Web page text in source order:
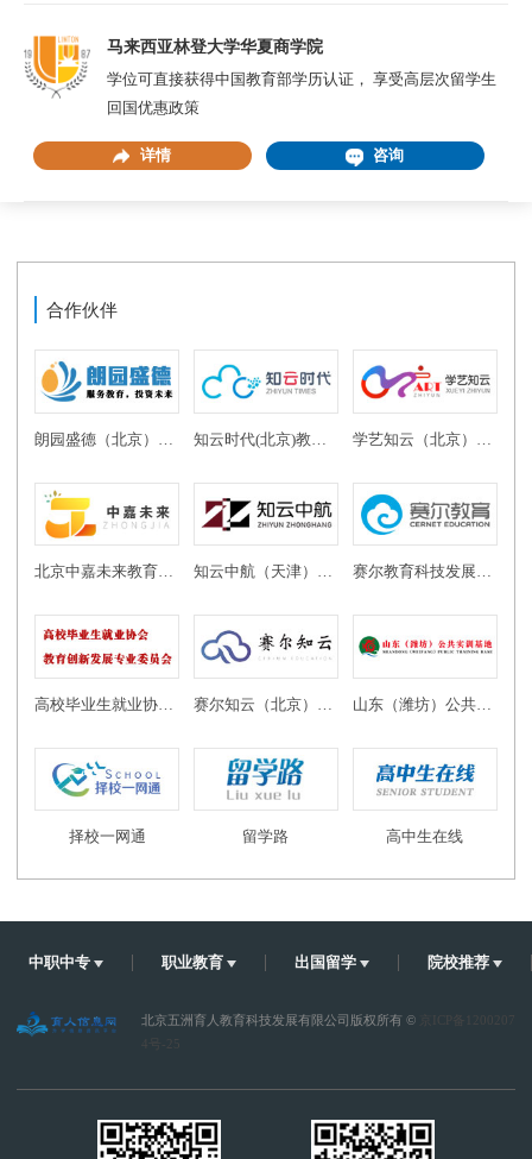
马来西亚林登大学华夏商学院
学位可直接获得中国教育部学历认证， 享受高层次留学生
回国优惠政策
详情 咨询
合作伙伴
北京中嘉未来教育科技有限公司 知云中航（天津）教育科技有限公司 赛尔教育科技发展有限公司
山东（潍坊）公共实训基地
择校一网通 留学路 高中生在线
中职中专 职业教育 出国留学 院校推荐
北京五洲育人教育科技发展有限公司版权所有 ©
京ICP备1200207
4号-25